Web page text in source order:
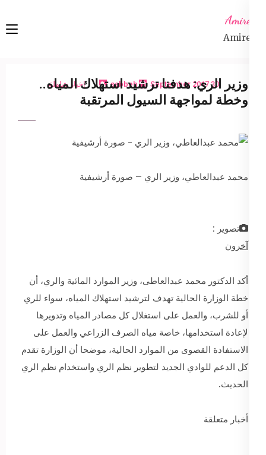
content
Amireta
Amireta
30 September 2017
sabbeh اخبار شاملة
وزير الري: هدفنا ترشيد استهلاك المياه..
وخطة لمواجهة السيول المرتقبة
محمد عبدالعاطي، وزير الري – صورة أرشيفية
تصوير :
آخرون
أكد الدكتور محمد عبدالعاطى، وزير الموارد المائية والري، أن
خطة الوزارة الحالية تهدف لترشيد استهلاك المياه، سواء للري
أو للشرب، والعمل على استغلال كل مصادر المياه وتدويرها
لإعادة استخدامها، خاصة مياه الصرف الزراعي والعمل على
الاستفادة القصوى من الموارد الحالية، موضحا أن الوزارة تقدم
كل الدعم للوادي الجديد لتطوير نظم الري واستخدام نظم الري
الحديث.
أخبار متعلقة